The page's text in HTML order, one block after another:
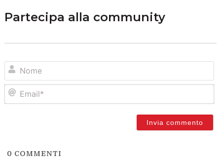
Partecipa alla community
0 COMMENTI